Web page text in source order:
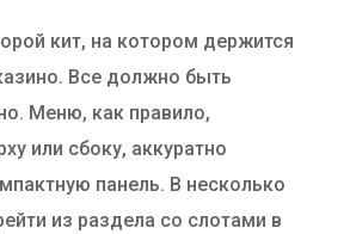
кит, на котором держится
Все должно быть
Меню, как правило,
или сбоку, аккуратно
панель. В несколько
из раздела со слотами в